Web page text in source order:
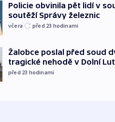
Policie obvinila pět lidí v
soutěží Správy železnic
včera před 23 hodinami
Žalobce poslal před soud
tragické nehodě v Dolní
před 23 hodinami